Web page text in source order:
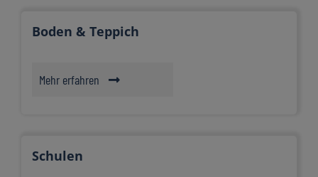
Boden & Teppich
Mehr erfahren
Schulen